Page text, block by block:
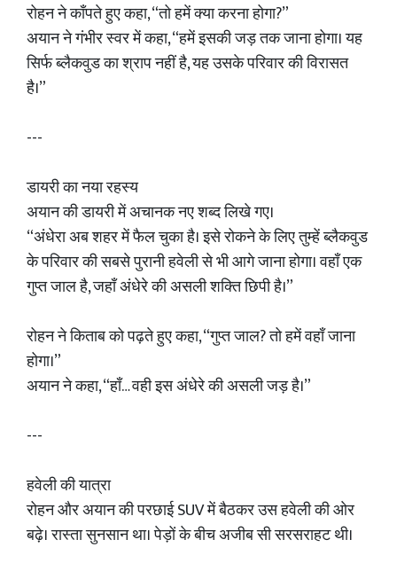
रोहन ने काँपते हुए कहा, “तो हमें क्या करना होगा?”
अयान ने गंभीर स्वर में कहा, “हमें इसकी जड़ तक जाना होगा। यह
सिर्फ ब्लैकवुड का श्राप नहीं है, यह उसके परिवार की विरासत
है।”
---
डायरी का नया रहस्य
अयान की डायरी में अचानक नए शब्द लिखे गए।
“अंधेरा अब शहर में फैल चुका है। इसे रोकने के लिए तुम्हें ब्लैकवुड
के परिवार की सबसे पुरानी हवेली से भी आगे जाना होगा। वहाँ एक
गुप्त जाल है, जहाँ अंधेरे की असली शक्ति छिपी है।”
रोहन ने किताब को पढ़ते हुए कहा, “गुप्त जाल? तो हमें वहाँ जाना
होगा।”
अयान ने कहा, “हाँ… वही इस अंधेरे की असली जड़ है।”
---
हवेली की यात्रा
रोहन और अयान की परछाई SUV में बैठकर उस हवेली की ओर
बढ़े। रास्ता सुनसान था। पेड़ों के बीच अजीब सी सरसराहट थी।